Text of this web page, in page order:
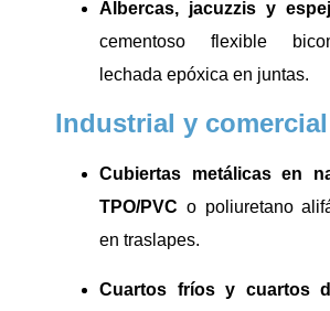
Albercas, jacuzzis y
cementoso flexible
lechada epóxica en juntas.
Industrial y comercial
Cubiertas metálicas en
TPO/PVC o poliuretano
en traslapes.
Cuartos fríos y cuartos